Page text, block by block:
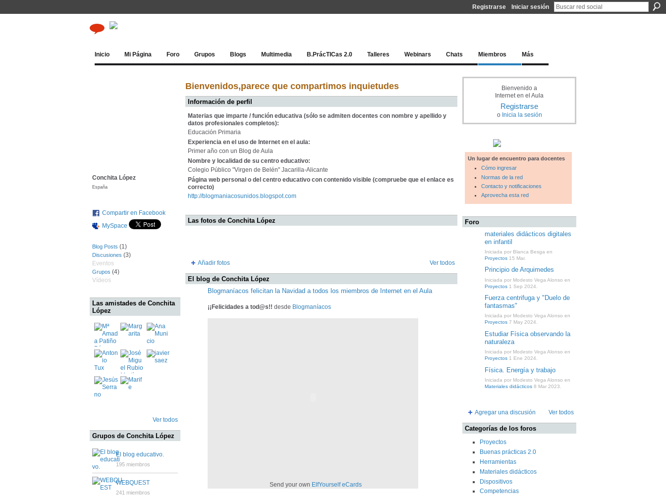
Registrarse Iniciar sesión
Inicio Mi Página Foro Grupos Blogs Multimedia B.PrácTICas 2.0 Talleres Webinars Chats Miembros Más
Conchita López
España
Compartir en Facebook
MySpace
Blog Posts (1)
Discusiones (3)
Eventos
Grupos (4)
Vídeos
Las amistades de Conchita
López
Ver todos
Grupos de Conchita López
El blog educativo.
195 miembros
WEBQUEST
241 miembros
Bienvenidos,parece que compartimos inquietudes
Información de perfil
Materias que imparte / función educativa (sólo se admiten docentes con nombre y apellido y
datos profesionales completos):
Educación Primaria
Experiencia en el uso de Internet en el aula:
Primer año con un Blog de Aula
Nombre y localidad de su centro educativo:
Colegio Público "Virgen de Belén" Jacarilla-Alicante
Página web personal o del centro educativo con contenido visible (compruebe que el enlace es
correcto)
http://blogmaniacosunidos.blogspot.com
Las fotos de Conchita López
Añadir fotos Ver todos
El blog de Conchita López
Blogmaníacos felicitan la Navidad a todos los miembros de Internet en el Aula
¡¡Felicidades a tod@s!! desde Blogmaníacos
Send your own ElfYourself eCards
Bienvenido a
Internet en el Aula
Registrarse
o Inicia la sesión
Un lugar de encuentro para docentes
Cómo ingresar
Normas de la red
Contacto y notificaciones
Aprovecha esta red
Foro
materiales didácticos digitales
en infantil
Iniciada por Blanca Besga en
Proyectos 15 Mar.
Principio de Arquimedes
Iniciada por Modesto Vega Alonso en
Proyectos 1 Sep 2024.
Fuerza centrifuga y "Duelo de
fantasmas"
Iniciada por Modesto Vega Alonso en
Proyectos 7 May 2024.
Estudiar Física observando la
naturaleza
Iniciada por Modesto Vega Alonso en
Proyectos 1 Ene 2024.
Física. Energía y trabajo
Iniciada por Modesto Vega Alonso en
Materiales didácticos 8 Mar 2023.
Agregar una discusión Ver todos
Categorías de los foros
Proyectos
Buenas prácticas 2.0
Herramientas
Materiales didácticos
Dispositivos
Competencias